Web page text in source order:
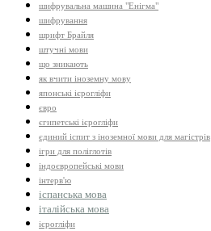
шифрувальна машина "Енігма"
шифрування
шрифт Брайля
штучні мови
що зникають
як вчити іноземну мову
японські ієрогліфи
євро
єгипетські ієрогліфи
єдиний іспит з іноземної мови для магістрів
ігри для поліглотів
індоєвропейські мови
інтерв'ю
іспанська мова
італійська мова
ієрогліфи